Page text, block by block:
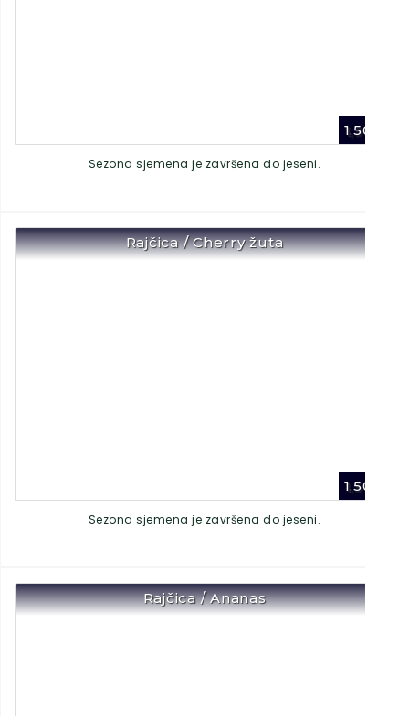
1,50
Sezona sjemena je završena do jeseni.
Rajčica / Cherry žuta
1,50
Sezona sjemena je završena do jeseni.
Rajčica / Ananas